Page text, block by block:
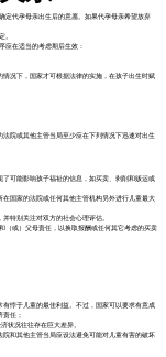
定代孕母亲出生后的意愿。如果代孕母亲希望放弃
。
应在适当的考虑期后生效：
况下，国家才可根据法律的实施，在孩子出生时赋
院或其他主管当局至少应在下列情况下迅速对出生
可能影响孩子福祉的信息，如买卖、剥削和贩运或
国家的法院或任何其他主管机构另外进行儿童最大
特别关注对双方的社会心理评估。
（或）父母责任，以换取报酬或任何其它考虑的买卖
悖于儿童的最佳利益。不过，国家可以要求有意成
责任；
状况往往存在巨大差异。
和其他主管当局应设法避免可能对儿童有害的破坏